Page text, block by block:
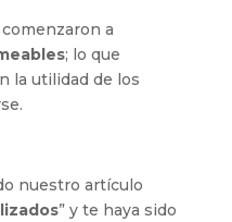
a
; lo que
la utilidad de los
nuestro artículo
” y te haya sido